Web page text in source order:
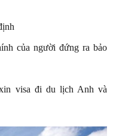
của người đứng ra bảo
visa đi du lịch Anh và